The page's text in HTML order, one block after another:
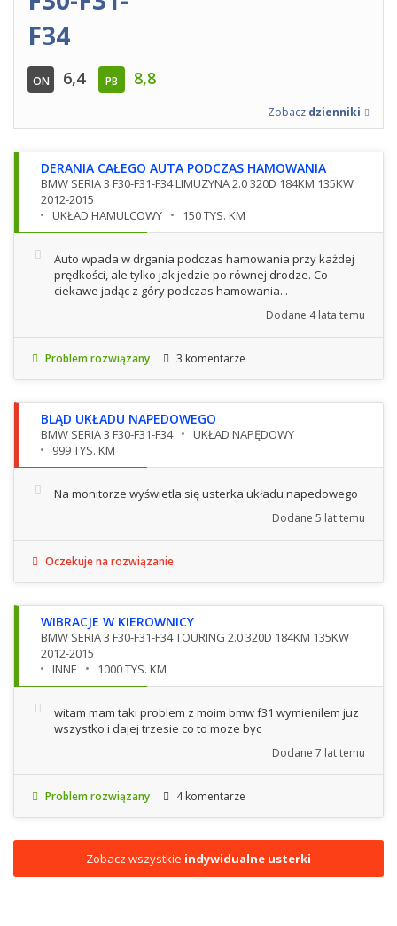
F34
ON 6,4 PB 8,8
Zobacz dzienniki
DERANIA CAŁEGO AUTA PODCZAS HAMOWANIA
BMW SERIA 3 F30-F31-F34 LIMUZYNA 2.0 320D 184KM 135KW
2012-2015
UKŁAD HAMULCOWY
150 TYS. KM
Auto wpada w drgania podczas hamowania przy każdej
prędkości, ale tylko jak jedzie po równej drodze. Co
ciekawe jadąc z góry podczas hamowania...
Dodane 4 lata temu
Problem rozwiązany 3 komentarze
BLĄD UKŁADU NAPEDOWEGO
BMW SERIA 3 F30-F31-F34
UKŁAD NAPĘDOWY
999 TYS. KM
Na monitorze wyświetla się usterka układu napedowego
Dodane 5 lat temu
Oczekuje na rozwiązanie
WIBRACJE W KIEROWNICY
BMW SERIA 3 F30-F31-F34 TOURING 2.0 320D 184KM 135KW
2012-2015
INNE
1000 TYS. KM
witam mam taki problem z moim bmw f31 wymienilem juz
wszystko i dajej trzesie co to moze byc
Dodane 7 lat temu
Problem rozwiązany 4 komentarze
Zobacz wszystkie indywidualne usterki